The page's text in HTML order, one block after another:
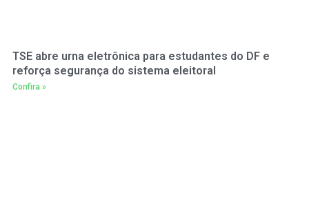
TSE abre urna eletrônica para estudantes do DF e
reforça segurança do sistema eleitoral
Confira »